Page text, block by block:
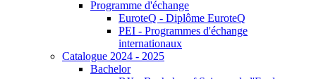
Programme d'échange
EuroteQ - Diplôme EuroteQ
PEI - Programmes d'échange
internationaux
Catalogue 2024 - 2025
Bachelor